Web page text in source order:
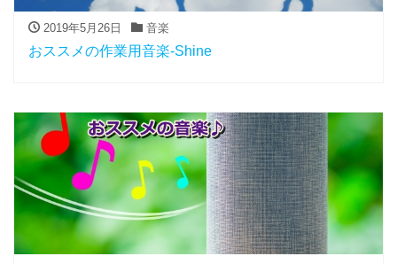
2019年5月26日 音楽
おススメの作業用音楽-Shine